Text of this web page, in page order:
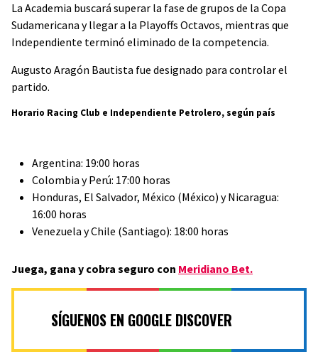
La Academia buscará superar la fase de grupos de la Copa
Sudamericana y llegar a la Playoffs Octavos, mientras que
Independiente terminó eliminado de la competencia.
Augusto Aragón Bautista fue designado para controlar el
partido.
Horario Racing Club e Independiente Petrolero, según país
Argentina: 19:00 horas
Colombia y Perú: 17:00 horas
Honduras, El Salvador, México (México) y Nicaragua:
16:00 horas
Venezuela y Chile (Santiago): 18:00 horas
Juega, gana y cobra seguro con Meridiano Bet.
SÍGUENOS EN GOOGLE DISCOVER